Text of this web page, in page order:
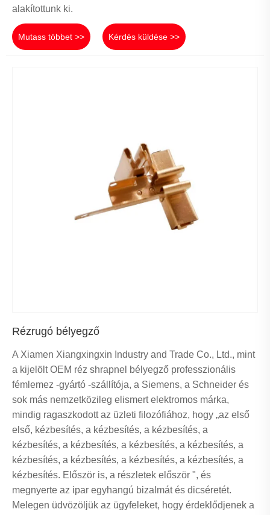
alakítottunk ki.
Mutass többet >> Kérdés küldése >>
Rézrugó bélyegző
A Xiamen Xiangxingxin Industry and Trade Co., Ltd., mint
a kijelölt OEM réz shrapnel bélyegző professzionális
fémlemez -gyártó -szállítója, a Siemens, a Schneider és
sok más nemzetközileg elismert elektromos márka,
mindig ragaszkodott az üzleti filozófiához, hogy „az első
első, kézbesítés, a kézbesítés, a kézbesítés, a
kézbesítés, a kézbesítés, a kézbesítés, a kézbesítés, a
kézbesítés, a kézbesítés, a kézbesítés, a kézbesítés, a
kézbesítés. Először is, a részletek először ", és
megnyerte az ipar egyhangú bizalmát és dicséretét.
Melegen üdvözöljük az ügyfeleket, hogy érdeklődjenek a